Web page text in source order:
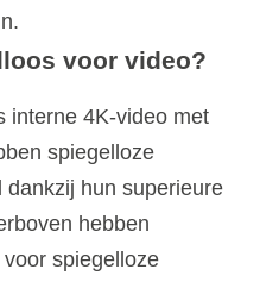
voor video?
interne 4K-video met
spiegelloze
hun superieure
hebben
spiegelloze